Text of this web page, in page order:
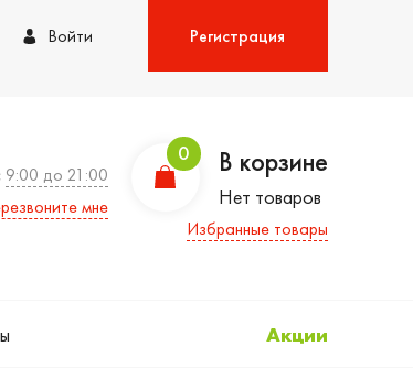
Войти Регистрация
9:00 до 21:00
мне
0 В корзине
Нет товаров
Избранные товары
Акции